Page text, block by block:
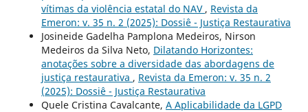
vítimas da violência estatal do NAV , Revista da
Emeron: v. 35 n. 2 (2025): Dossiê - Justiça Restaurativa
Josineide Gadelha Pamplona Medeiros, Nirson
Medeiros da Silva Neto, Dilatando Horizontes:
anotações sobre a diversidade das abordagens de
justiça restaurativa , Revista da Emeron: v. 35 n. 2
(2025): Dossiê - Justiça Restaurativa
Quele Cristina Cavalcante, A Aplicabilidade da LGPD